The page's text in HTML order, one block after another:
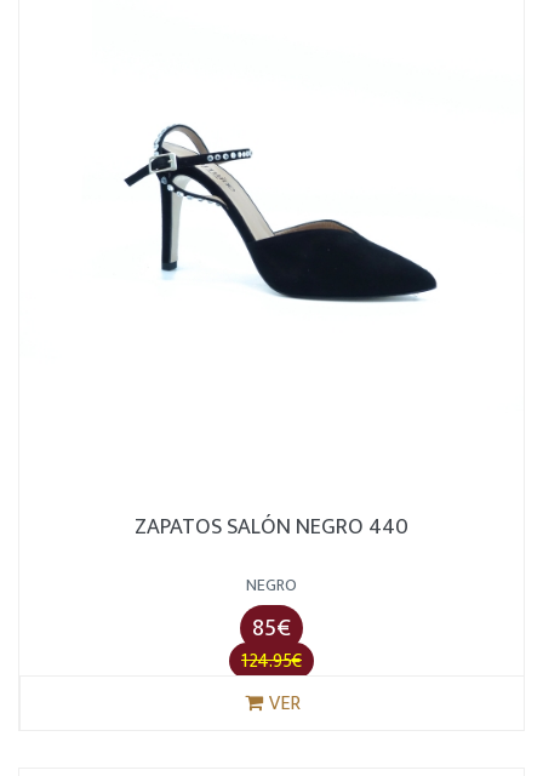
ZAPATOS SALÓN NEGRO 440
NEGRO
85€
124.95€
VER